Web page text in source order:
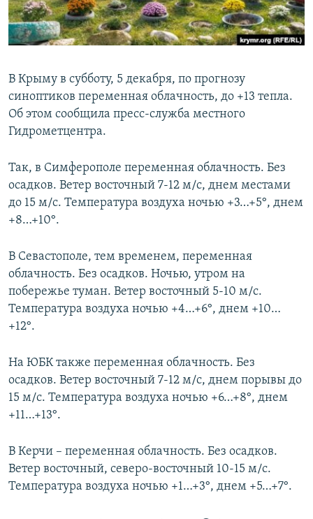
ПОБЕДИТЕЛЕЙ НЕ СУДЯТ?
КРЫМ.НЕПОКОРЕННЫЙ
УКРАИНСКАЯ ПРОБЛЕМА КРЫМА
ПРИСОЕДИНЯЙТЕСЬ!
Все сайты RFE/RL
В Крыму в субботу, 5 декабря, по прогнозу
синоптиков переменная облачность, до +13 тепла.
Об этом сообщила пресс-служба местного
Гидрометцентра.
Так, в Симферополе переменная облачность. Без
осадков. Ветер восточный 7-12 м/с, днем местами
до 15 м/с. Температура воздуха ночью +3…+5°, днем
+8…+10°.
В Севастополе, тем временем, переменная
облачность. Без осадков. Ночью, утром на
побережье туман. Ветер восточный 5-10 м/с.
Температура воздуха ночью +4…+6°, днем +10…
+12°.
На ЮБК также переменная облачность. Без
осадков. Ветер восточный 7-12 м/с, днем порывы до
15 м/с. Температура воздуха ночью +6…+8°, днем
+11…+13°.
В Керчи – переменная облачность. Без осадков.
Ветер восточный, северо-восточный 10-15 м/с.
Температура воздуха ночью +1…+3°, днем +5…+7°.